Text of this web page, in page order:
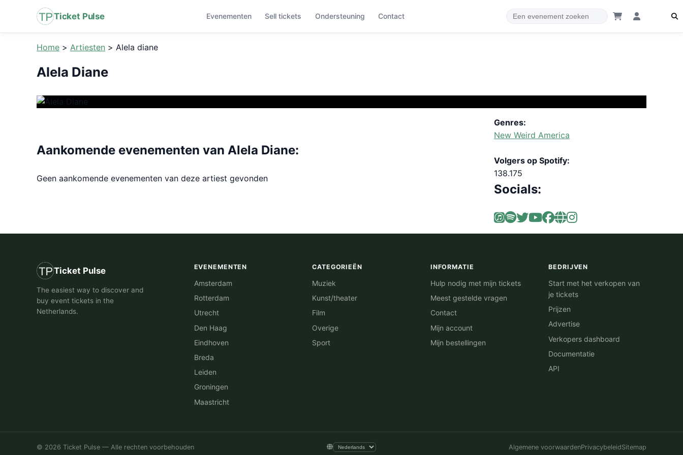
Ticket Pulse Evenementen Sell tickets Ondersteuning Contact
Home > Artiesten > Alela diane
Alela Diane
Aankomende evenementen van Alela Diane:
Geen aankomende evenementen van deze artiest gevonden
Genres:
New Weird America
Volgers op Spotify:
138.175
Socials:
Ticket Pulse
The easiest way to discover and
buy event tickets in the
Netherlands.
EVENEMENTEN
Amsterdam
Rotterdam
Utrecht
Den Haag
Eindhoven
Breda
Leiden
Groningen
Maastricht
CATEGORIEËN
Muziek
Kunst/theater
Film
Overige
Sport
INFORMATIE
Hulp nodig met mijn tickets
Meest gestelde vragen
Contact
Mijn account
Mijn bestellingen
BEDRIJVEN
Start met het verkopen van
je tickets
Prijzen
Advertise
Verkopers dashboard
Documentatie
API
© 2026 Ticket Pulse — Alle rechten voorbehouden Algemene voorwaardenPrivacybeleidSitemap